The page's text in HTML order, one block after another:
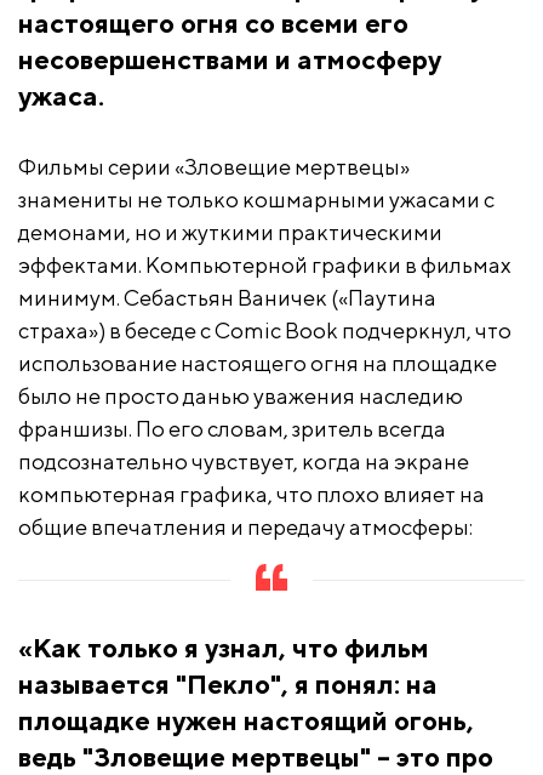
настоящего огня со всеми его
несовершенствами и атмосферу
ужаса.
Фильмы серии «Зловещие мертвецы»
знамениты не только кошмарными ужасами с
демонами, но и жуткими практическими
эффектами. Компьютерной графики в фильмах
минимум. Себастьян Ваничек («Паутина
страха») в беседе с Comic Book подчеркнул, что
использование настоящего огня на площадке
было не просто данью уважения наследию
франшизы. По его словам, зритель всегда
подсознательно чувствует, когда на экране
компьютерная графика, что плохо влияет на
общие впечатления и передачу атмосферы:
«Как только я узнал, что фильм
называется "Пекло", я понял: на
площадке нужен настоящий огонь,
ведь "Зловещие мертвецы" – это про